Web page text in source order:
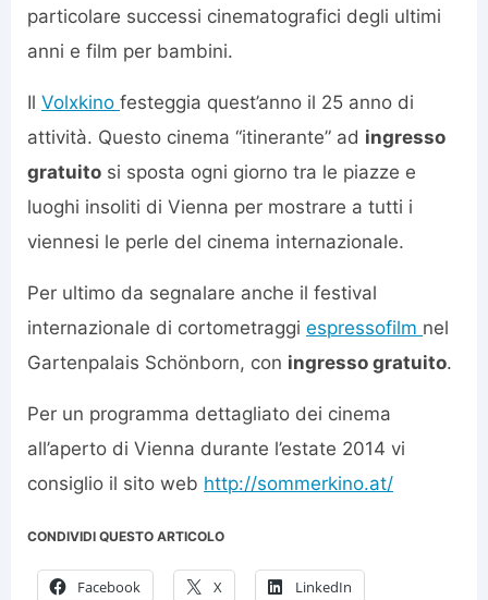
particolare successi cinematografici degli ultimi
anni e film per bambini.
Il Volxkino festeggia quest’anno il 25 anno di
attività. Questo cinema “itinerante” ad ingresso
gratuito si sposta ogni giorno tra le piazze e
luoghi insoliti di Vienna per mostrare a tutti i
viennesi le perle del cinema internazionale.
Per ultimo da segnalare anche il festival
internazionale di cortometraggi espressofilm nel
Gartenpalais Schönborn, con ingresso gratuito.
Per un programma dettagliato dei cinema
all’aperto di Vienna durante l’estate 2014 vi
consiglio il sito web http://sommerkino.at/
CONDIVIDI QUESTO ARTICOLO
Facebook X LinkedIn